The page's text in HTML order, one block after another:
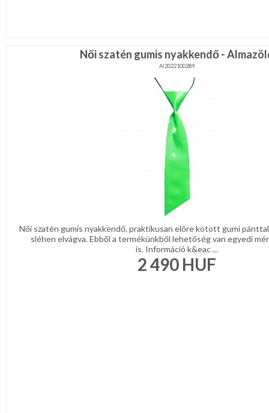
Női szatén gumis nyakkendő -
AI2022100289
Női szatén gumis nyakkendő, praktikusan előre kötött gumi
sléhen elvágva. Ebből a termékünkből lehetőség van egyedi
is. Információ k&eac ...
2 490 HUF